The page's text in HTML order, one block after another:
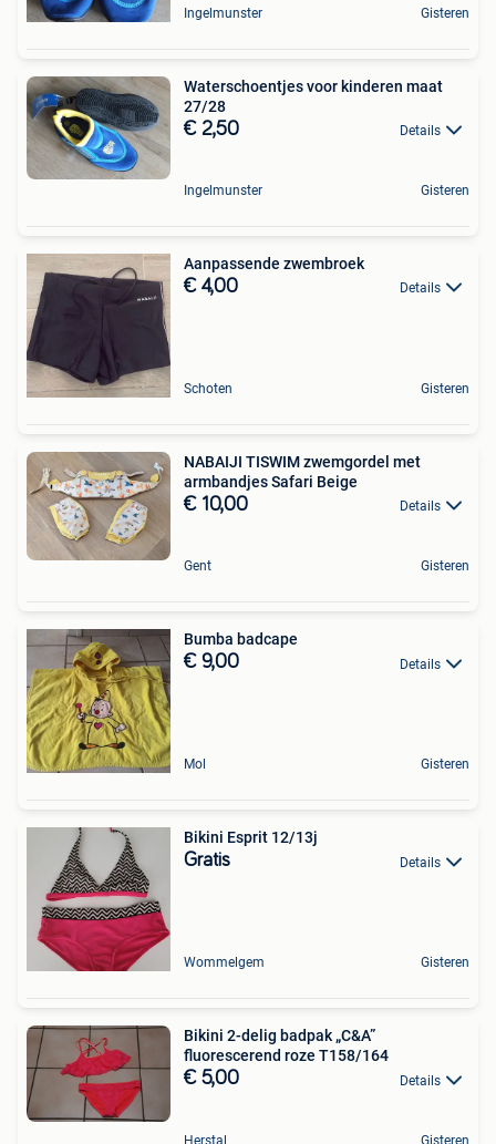
Ingelmunster Gisteren
Waterschoentjes voor kinderen maat
27/28
€ 2,50 Details
Ingelmunster Gisteren
Aanpassende zwembroek
€ 4,00 Details
Schoten Gisteren
NABAIJI TISWIM zwemgordel met
armbandjes Safari Beige
€ 10,00 Details
Gent Gisteren
Bumba badcape
€ 9,00 Details
Mol Gisteren
Bikini Esprit 12/13j
Gratis Details
Wommelgem Gisteren
Bikini 2-delig badpak „C&A”
fluorescerend roze T158/164
€ 5,00 Details
Herstal Gisteren